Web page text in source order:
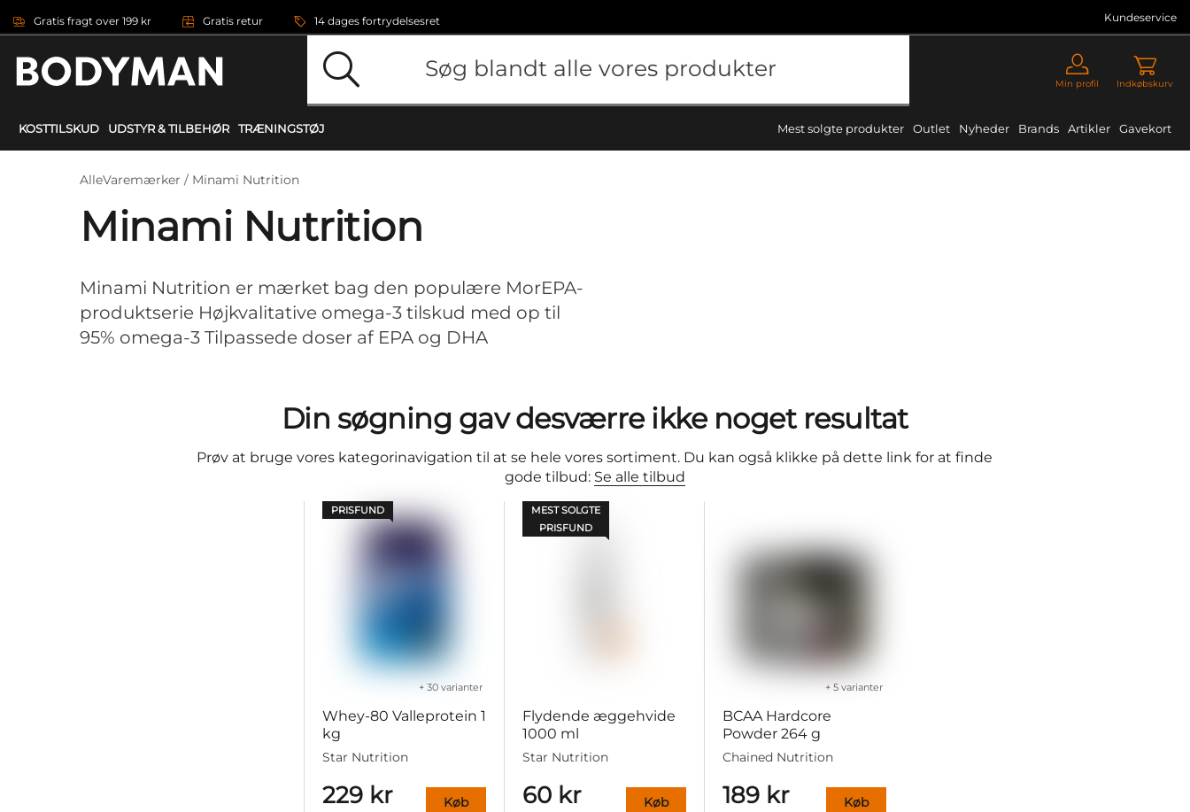
Gratis fragt over 199 kr Gratis retur 14 dages fortrydelsesret Kundeservice
Min profil Indkøbskurv
KOSTTILSKUD UDSTYR & TILBEHØR TRÆNINGSTØJ Mest solgte produkter Outlet Nyheder Brands Artikler Gavekort
AlleVaremærker / Minami Nutrition
Minami Nutrition
Minami Nutrition er mærket bag den populære MorEPA-
produktserie Højkvalitative omega-3 tilskud med op til
95% omega-3 Tilpassede doser af EPA og DHA
Din søgning gav desværre ikke noget resultat
Prøv at bruge vores kategorinavigation til at se hele vores sortiment. Du kan også klikke på dette link for at finde
gode tilbud: Se alle tilbud
PRISFUND
Whey-80 Valleprotein 1
kg
+ 30 varianter
Star Nutrition
229 kr Køb
MEST SOLGTE
PRISFUND
Flydende æggehvide
1000 ml
Star Nutrition
60 kr Køb
BCAA Hardcore
Powder 264 g
+ 5 varianter
Chained Nutrition
189 kr Køb